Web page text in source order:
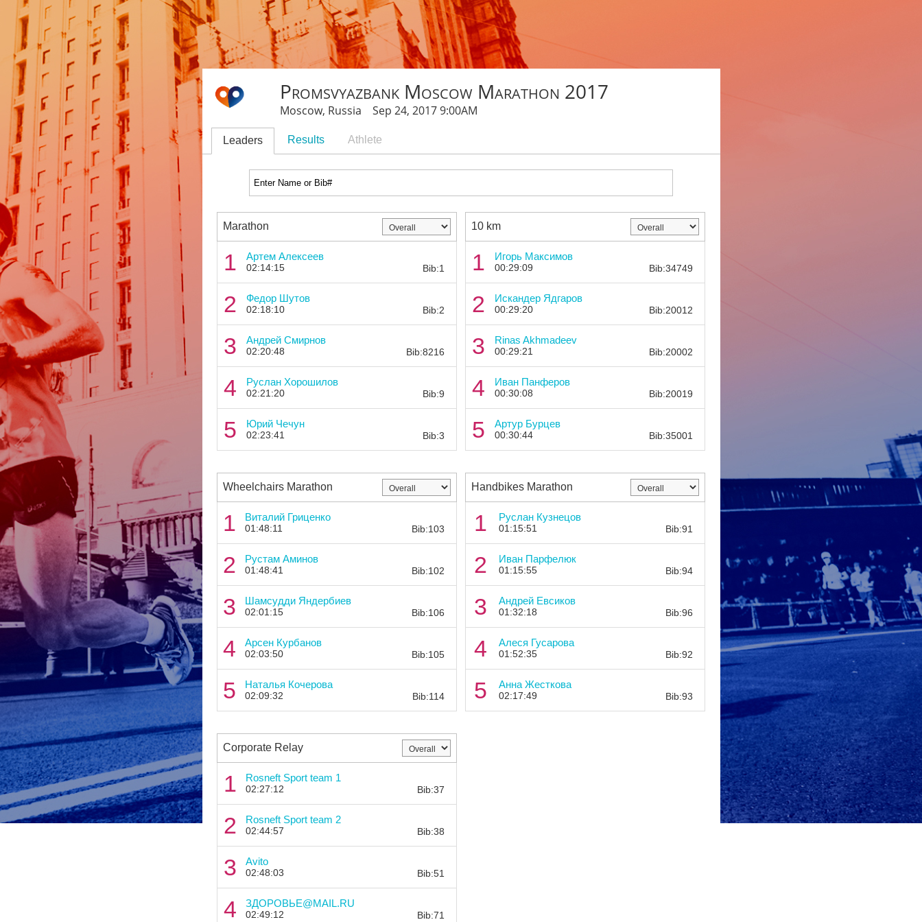
Promsvyazbank Moscow Marathon 2017
Moscow, Russia Sep 24, 2017 9:00AM
Leaders Results Athlete
Marathon
1 Артем Алексеев
02:14:15 Bib:1
2 Федор Шутов
02:18:10 Bib:2
3 Андрей Смирнов
02:20:48 Bib:8216
4 Руслан Хорошилов
02:21:20 Bib:9
5 Юрий Чечун
02:23:41 Bib:3
10 km
1 Игорь Максимов
00:29:09 Bib:34749
2 Искандер Ядгаров
00:29:20 Bib:20012
3 Rinas Akhmadeev
00:29:21 Bib:20002
4 Иван Панферов
00:30:08 Bib:20019
5 Артур Бурцев
00:30:44 Bib:35001
Wheelchairs Marathon
1 Виталий Гриценко
01:48:11 Bib:103
2 Рустам Аминов
01:48:41 Bib:102
3 Шамсудди Яндербиев
02:01:15 Bib:106
4 Арсен Курбанов
02:03:50 Bib:105
5 Наталья Кочерова
02:09:32 Bib:114
Handbikes Marathon
1 Руслан Кузнецов
01:15:51 Bib:91
2 Иван Парфелюк
01:15:55 Bib:94
3 Андрей Евсиков
01:32:18 Bib:96
4 Алеся Гусарова
01:52:35 Bib:92
5 Анна Жесткова
02:17:49 Bib:93
Corporate Relay
1 Rosneft Sport team 1
02:27:12 Bib:37
2 Rosneft Sport team 2
02:44:57 Bib:38
3 Avito
02:48:03 Bib:51
4 ЗДОРОВЬЕ@MAIL.RU
02:49:12 Bib:71